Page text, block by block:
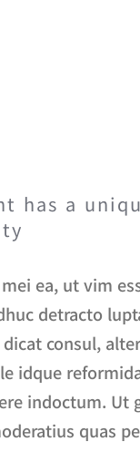
has a
ea, ut vim
detracto
dicat consul,
idque
indoctum. Ut
quas